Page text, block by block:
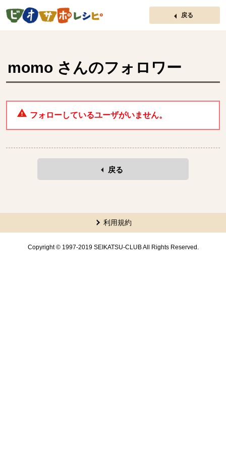
ページの先頭です。
戻る
momo さんのフォロワー
フォローしているユーザがいません。
戻る
ここから共通フッターメニューです。
利用規約
Copyright © 1997-2019 SEIKATSU-CLUB All Rights Reserved.